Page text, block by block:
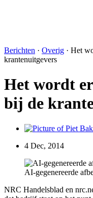
Berichten · Overig · Het
krantenuitgevers
Het wordt
bij de
4 Dec, 2014
AI-gegenereerde
NRC Handelsblad en